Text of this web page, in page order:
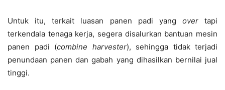
Untuk itu, terkait luasan panen padi yang overtapi
terkendala tenaga kerja, segera disalurkan bantuan mesin
panen padi (combine harvester), sehingga tidak terjadi
penundaan panen dan gabah yang dihasilkan bernilai jual
tinggi.